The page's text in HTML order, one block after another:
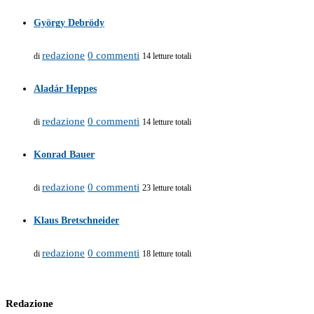
György Debrödy
di redazione 0 commenti 14 letture totali
Aladár Heppes
di redazione 0 commenti 14 letture totali
Konrad Bauer
di redazione 0 commenti 23 letture totali
Klaus Bretschneider
di redazione 0 commenti 18 letture totali
Redazione